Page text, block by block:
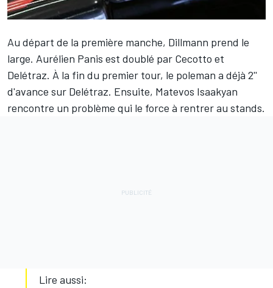
Au départ de la première manche, Dillmann prend le
large. Aurélien Panis est doublé par Cecotto et
Delétraz. À la fin du premier tour, le poleman a déjà 2''
d'avance sur Delétraz. Ensuite, Matevos Isaakyan
rencontre un problème qui le force à rentrer au stands.
Lire aussi: